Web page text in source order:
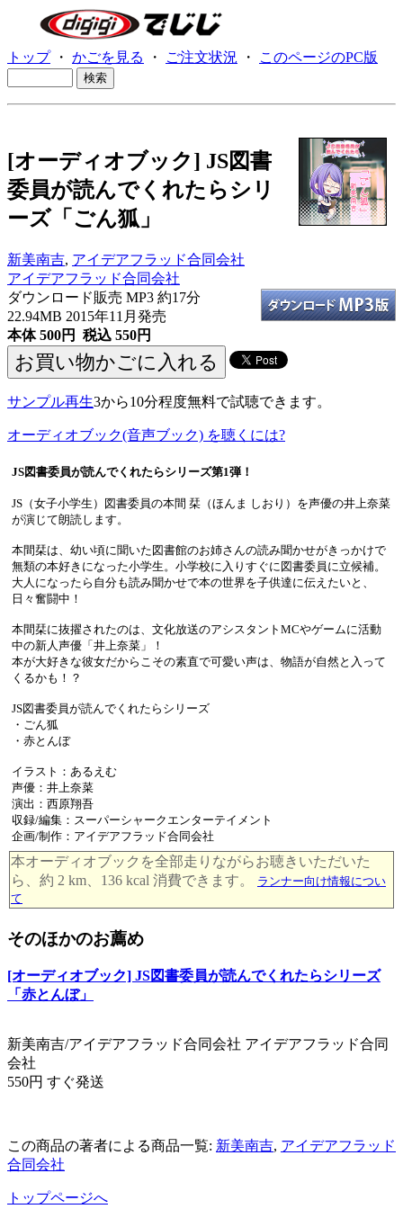
トップ・ かごを見る ・ ご注文状況 ・ このページのPC版
[オーディオブック] JS図書
委員が読んでくれたらシリ
ーズ「ごん狐」
新美南吉, アイデアフラッド合同会社
アイデアフラッド合同会社
ダウンロード販売 MP3 約17分
22.94MB 2015年11月発売
本体 500円 税込 550円
サンプル再生3から10分程度無料で試聴できます。
オーディオブック(音声ブック) を聴くには?
JS図書委員が読んでくれたらシリーズ第1弾！
JS（女子小学生）図書委員の本間 栞（ほんま しおり）を声優の井上奈菜
が演じて朗読します。
本間栞は、幼い頃に聞いた図書館のお姉さんの読み聞かせがきっかけで
無類の本好きになった小学生。小学校に入りすぐに図書委員に立候補。
大人になったら自分も読み聞かせで本の世界を子供達に伝えたいと、
日々奮闘中！
本間栞に抜擢されたのは、文化放送のアシスタントMCやゲームに活動
中の新人声優「井上奈菜」！
本が大好きな彼女だからこその素直で可愛い声は、物語が自然と入って
くるかも！？
JS図書委員が読んでくれたらシリーズ
・ごん狐
・赤とんぼ
イラスト：あるえむ
声優：井上奈菜
演出：西原翔吾
収録/編集：スーパーシャークエンターテイメント
企画/制作：アイデアフラッド合同会社
本オーディオブックを全部走りながらお聴きいただいた
ら、約 2 km、136 kcal 消費できます。
ランナー向け情報につい
て
そのほかのお薦め
[オーディオブック] JS図書委員が読んでくれたらシリーズ
「赤とんぼ」
新美南吉/アイデアフラッド合同会社 アイデアフラッド合同
会社
550円 すぐ発送
この商品の著者による商品一覧: 新美南吉, アイデアフラッド
合同会社
トップページへ